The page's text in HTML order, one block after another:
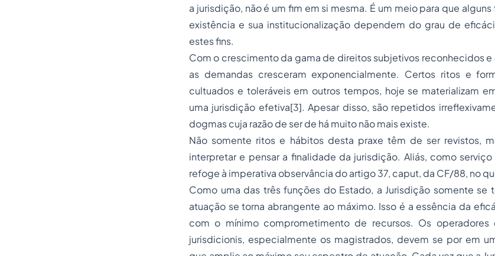
a jurisdição, não é um fim em si mesma. É um meio para que
existência e sua institucionalização dependem do grau de
estes fins.
Com o crescimento da gama de direitos subjetivos reconhecidos e
as demandas cresceram exponencialmente. Certos ritos e
cultuados e toleráveis em outros tempos, hoje se materializam
uma jurisdição efetiva[3]. Apesar disso, são repetidos
dogmas cuja razão de ser de há muito não mais existe.
Não somente ritos e hábitos desta praxe têm de ser revistos,
interpretar e pensar a finalidade da jurisdição. Aliás, como
refoge à imperativa observância do artigo 37, caput, da CF/88, no
Como uma das três funções do Estado, a Jurisdição somente se
atuação se torna abrangente ao máximo. Isso é a essência da
com o mínimo comprometimento de recursos. Os
jurisdicionis, especialmente os magistrados, devem se por em